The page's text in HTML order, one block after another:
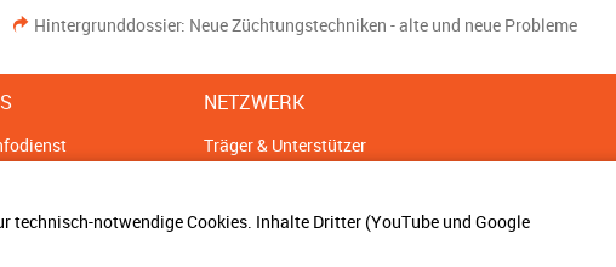
technisch-notwendige Cookies. Inhalte Dritter (YouTube und Google
Hintergrunddossier: Neue Züchtungstechniken - alte und neue Probleme
NETZWERK
Träger & Unterstützer